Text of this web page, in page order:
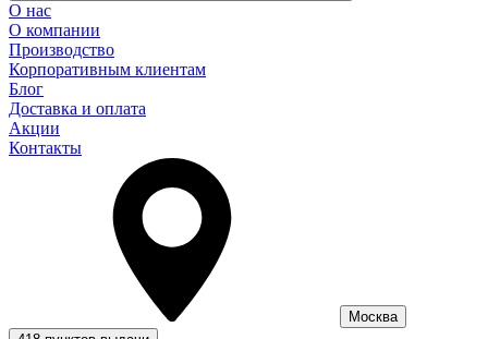
О нас
О компании
Производство
Корпоративным клиентам
Блог
Доставка и оплата
Акции
Контакты
Москва